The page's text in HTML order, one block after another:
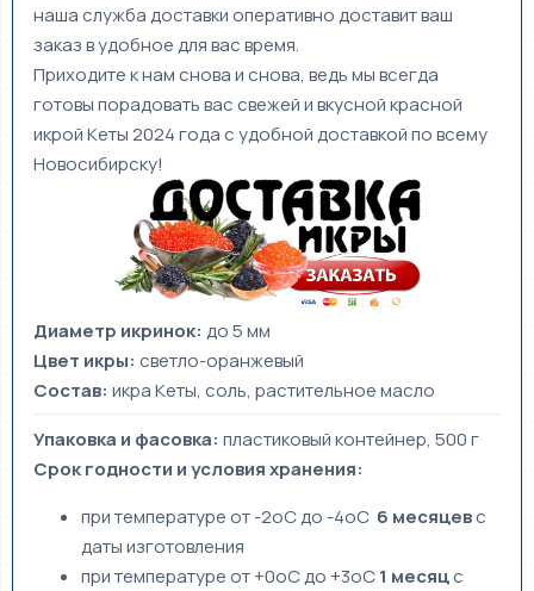
наша служба доставки оперативно доставит ваш
заказ в удобное для вас время.
Приходите к нам снова и снова, ведь мы всегда
готовы порадовать вас свежей и вкусной красной
икрой Кеты 2024 года с удобной доставкой по всему
Новосибирску!
Диаметр икринок: до 5 мм
Цвет икры: светло-оранжевый
Состав: икра Кеты, соль, растительное масло
Упаковка и фасовка: пластиковый контейнер, 500 г
Срок годности и условия хранения:
при температуре от -2oС до -4oC 6 месяцевс
даты изготовления
при температуре от +0oС до +3oС1 месяцс